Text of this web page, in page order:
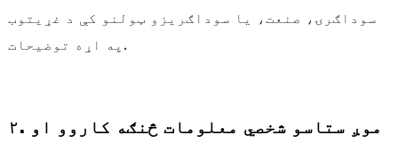
سوداګرۍ، صنعت، یا سوداګریزو ټولنو کې د غړیتوب
په اړه توضیحات.
۲. موږ ستاسو شخصي معلومات څنګه کاروو او